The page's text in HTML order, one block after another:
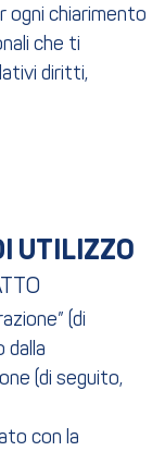
ogni chiarimento
che ti
diritti,
UTILIZZO
(di
dalla
(di seguito,
con la